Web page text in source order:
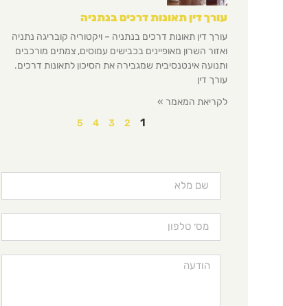
עורך דין תאונות דרכים בנתניה
עורך דין תאונות דרכים בנתניה – ויקטוריה קובריגה נתניה
ואזור השרון מאופיינים בכבישים עמוסים, צמתים מורכבים
ותנועה אינטנסיבית שמגבירה את הסיכון לתאונות דרכים.
עורך דין
לקריאת המאמר »
1
2
3
4
5